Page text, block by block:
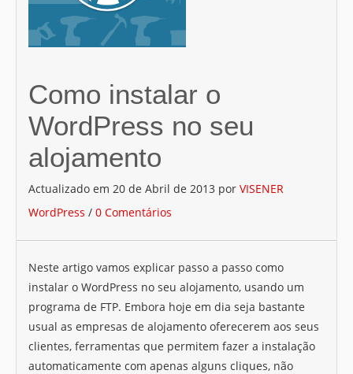
CONTACTOS
Como instalar o
WordPress no seu
alojamento
Actualizado em 20 de Abril de 2013 por VISENER
WordPress / 0 Comentários
Neste artigo vamos explicar passo a passo como
instalar o WordPress no seu alojamento, usando um
programa de FTP. Embora hoje em dia seja bastante
usual as empresas de alojamento oferecerem aos seus
clientes, ferramentas que permitem fazer a instalação
automaticamente com apenas alguns cliques, não